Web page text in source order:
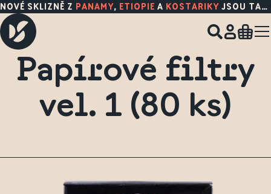
NOVÉ SKLIZNĚ Z PANAMY, ETIOPIE A KOSTARIKY JSOU TADY!
Papírové filtry
vel. 1 (80 ks)